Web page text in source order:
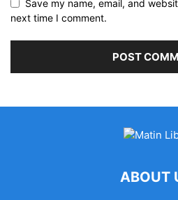
Save my name, email, and
next time I comment.
ABOUT